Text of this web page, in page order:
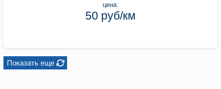
цена:
50 руб/км
Показать еще